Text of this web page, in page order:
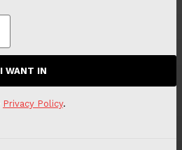
I WANT IN
Privacy Policy.